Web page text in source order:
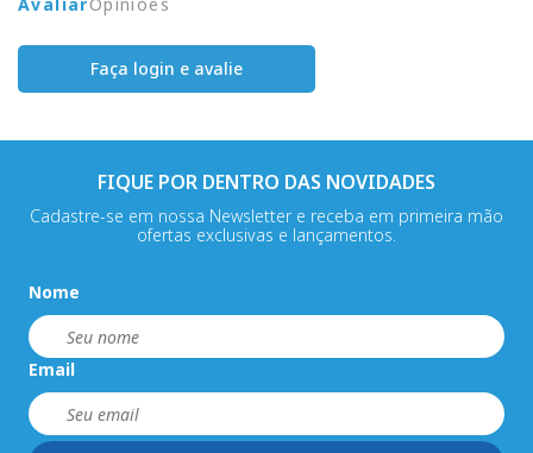
AvaliarOpiniões
Faça login e avalie
FIQUE POR DENTRO DAS NOVIDADES
Cadastre-se em nossa Newsletter e receba em primeira mão
ofertas exclusivas e lançamentos.
Nome
Email